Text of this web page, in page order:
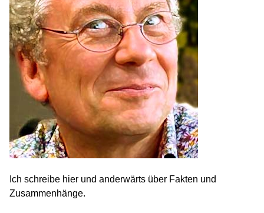
Ich schreibe hier und anderwärts über Fakten und
Zusammenhänge.